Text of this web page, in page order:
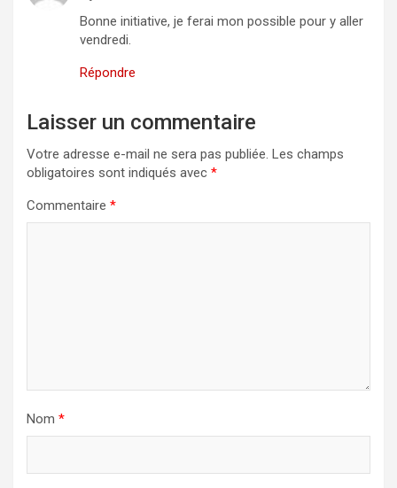
Bonne initiative, je ferai mon possible pour y aller
vendredi.
Répondre
Laisser un commentaire
Votre adresse e-mail ne sera pas publiée. Les champs
obligatoires sont indiqués avec *
Commentaire *
Nom *